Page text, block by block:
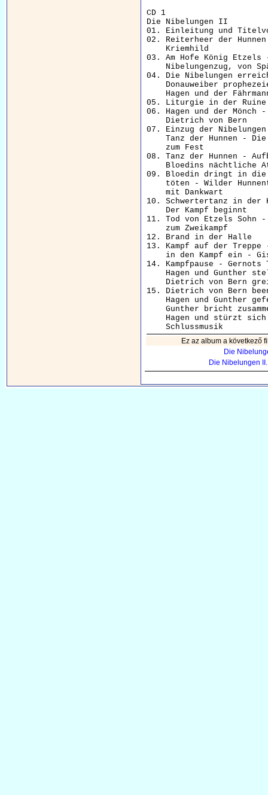
CD 1
Die Nibelungen II
01. Einleitung und
02. Reiterheer der
    Kriemhild
03. Am Hofe König
Nibelungenzug, von
04. Die Nibelungen
Donauweiber
Hagen und der
05. Liturgie in der
06. Hagen und der
    Dietrich von Bern
07. Einzug der
Tanz der Hunnen -
    zum Fest
08. Tanz der Hunnen -
Bloedins nächtliche
09. Bloedin dringt in
töten - Wilder
    mit Dankwart
10. Schwertertanz in
    Der Kampf beginnt
11. Tod von Etzels
    zum Zweikampf
12. Brand in der
13. Kampf auf der
in den Kampf ein -
14. Kampfpause -
Hagen und Gunther
Dietrich von Bern
15. Dietrich von Bern
Hagen und Gunther
Gunther bricht
Hagen und stürzt
Ez az album a következő
Die
Die Nibelungen